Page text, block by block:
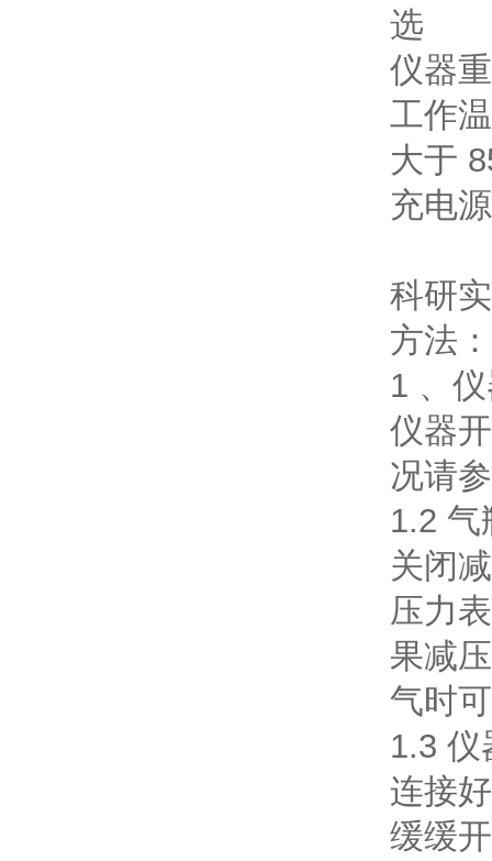
选
仪器
工作
大于
充电
科研
方法：
1 、
仪器
况请
1.2 气
关闭
压力
果减
气时
1.3 仪
连接
缓缓